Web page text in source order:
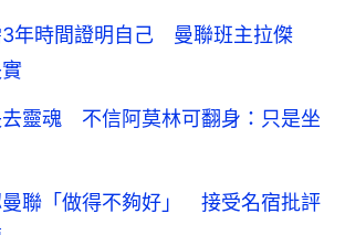
3年時間證明自己 曼聯班主拉傑
去靈魂 不信阿莫林可翻身：只是坐
聯「做得不夠好」 接受名宿批評